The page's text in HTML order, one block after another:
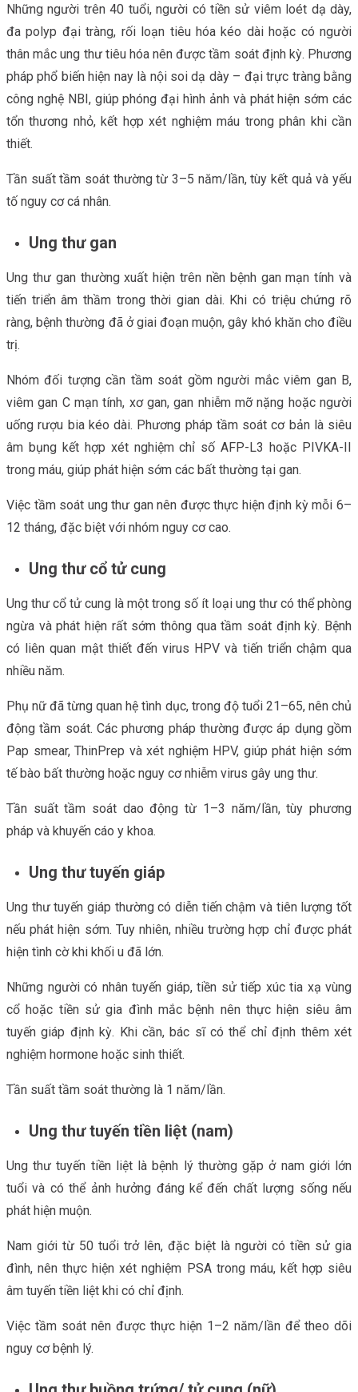
Những người trên 40 tuổi, người có tiền sử viêm loét dạ dày,
đa polyp đại tràng, rối loạn tiêu hóa kéo dài hoặc có người
thân mắc ung thư tiêu hóa nên được tầm soát định kỳ. Phương
pháp phổ biến hiện nay là nội soi dạ dày – đại trực tràng bằng
công nghệ NBI, giúp phóng đại hình ảnh và phát hiện sớm các
tổn thương nhỏ, kết hợp xét nghiệm máu trong phân khi cần
thiết.
Tần suất tầm soát thường từ 3–5 năm/lần, tùy kết quả và yếu
tố nguy cơ cá nhân.
Ung thư gan
Ung thư gan thường xuất hiện trên nền bệnh gan mạn tính và
tiến triển âm thầm trong thời gian dài. Khi có triệu chứng rõ
ràng, bệnh thường đã ở giai đoạn muộn, gây khó khăn cho điều
trị.
Nhóm đối tượng cần tầm soát gồm người mắc viêm gan B,
viêm gan C mạn tính, xơ gan, gan nhiễm mỡ nặng hoặc người
uống rượu bia kéo dài. Phương pháp tầm soát cơ bản là siêu
âm bụng kết hợp xét nghiệm chỉ số AFP-L3 hoặc PIVKA-II
trong máu, giúp phát hiện sớm các bất thường tại gan.
Việc tầm soát ung thư gan nên được thực hiện định kỳ mỗi 6–
12 tháng, đặc biệt với nhóm nguy cơ cao.
Ung thư cổ tử cung
Ung thư cổ tử cung là một trong số ít loại ung thư có thể phòng
ngừa và phát hiện rất sớm thông qua tầm soát định kỳ. Bệnh
có liên quan mật thiết đến virus HPV và tiến triển chậm qua
nhiều năm.
Phụ nữ đã từng quan hệ tình dục, trong độ tuổi 21–65, nên chủ
động tầm soát. Các phương pháp thường được áp dụng gồm
Pap smear, ThinPrep và xét nghiệm HPV, giúp phát hiện sớm
tế bào bất thường hoặc nguy cơ nhiễm virus gây ung thư.
Tần suất tầm soát dao động từ 1–3 năm/lần, tùy phương
pháp và khuyến cáo y khoa.
Ung thư tuyến giáp
Ung thư tuyến giáp thường có diễn tiến chậm và tiên lượng tốt
nếu phát hiện sớm. Tuy nhiên, nhiều trường hợp chỉ được phát
hiện tình cờ khi khối u đã lớn.
Những người có nhân tuyến giáp, tiền sử tiếp xúc tia xạ vùng
cổ hoặc tiền sử gia đình mắc bệnh nên thực hiện siêu âm
tuyến giáp định kỳ. Khi cần, bác sĩ có thể chỉ định thêm xét
nghiệm hormone hoặc sinh thiết.
Tần suất tầm soát thường là 1 năm/lần.
Ung thư tuyến tiền liệt (nam)
Ung thư tuyến tiền liệt là bệnh lý thường gặp ở nam giới lớn
tuổi và có thể ảnh hưởng đáng kể đến chất lượng sống nếu
phát hiện muộn.
Nam giới từ 50 tuổi trở lên, đặc biệt là người có tiền sử gia
đình, nên thực hiện xét nghiệm PSA trong máu, kết hợp siêu
âm tuyến tiền liệt khi có chỉ định.
Việc tầm soát nên được thực hiện 1–2 năm/lần để theo dõi
nguy cơ bệnh lý.